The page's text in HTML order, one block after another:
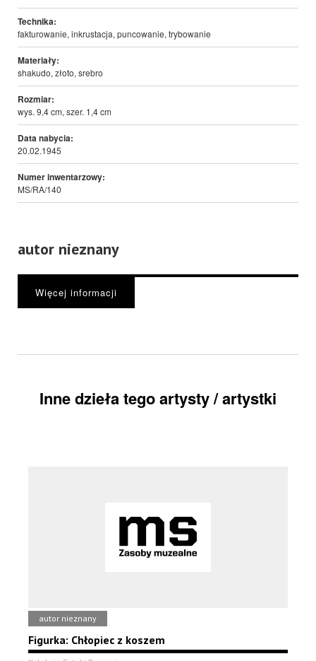
Technika:
fakturowanie, inkrustacja, puncowanie, trybowanie
Materiały:
shakudo, złoto, srebro
Rozmiar:
wys. 9,4 cm, szer. 1,4 cm
Data nabycia:
20.02.1945
Numer inwentarzowy:
MS/RA/140
autor nieznany
Więcej informacji
Inne dzieła tego artysty / artystki
autor nieznany
Figurka: Chłopiec z koszem